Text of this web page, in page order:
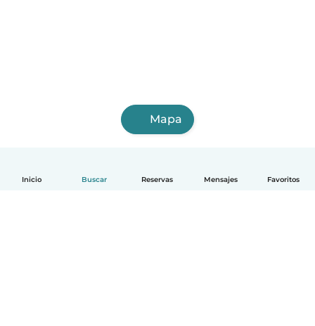
Inicio Buscar Reservas Mensajes Favoritos
Mapa